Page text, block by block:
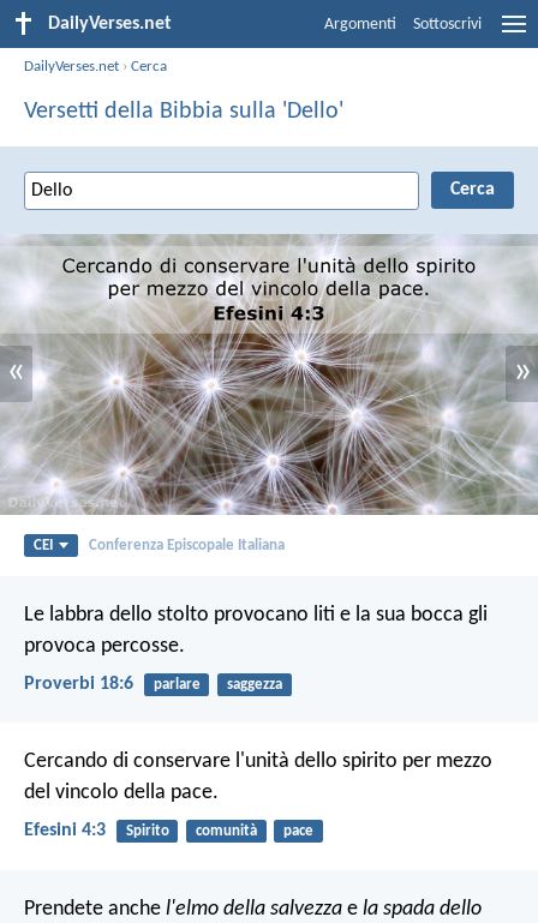
DailyVerses.net Argomenti Sottoscrivi
DailyVerses.net ›Cerca
Versetti della Bibbia sulla 'Dello'
« »
CEI Conferenza Episcopale Italiana
Le labbra dello stolto provocano liti e la sua bocca gli
provoca percosse.
Proverbi 18:6 parlare saggezza
Cercando di conservare l'unità dello spirito per mezzo
del vincolo della pace.
Efesini 4:3 Spirito comunità pace
Prendete anche l'elmo della salvezza e la spada dello